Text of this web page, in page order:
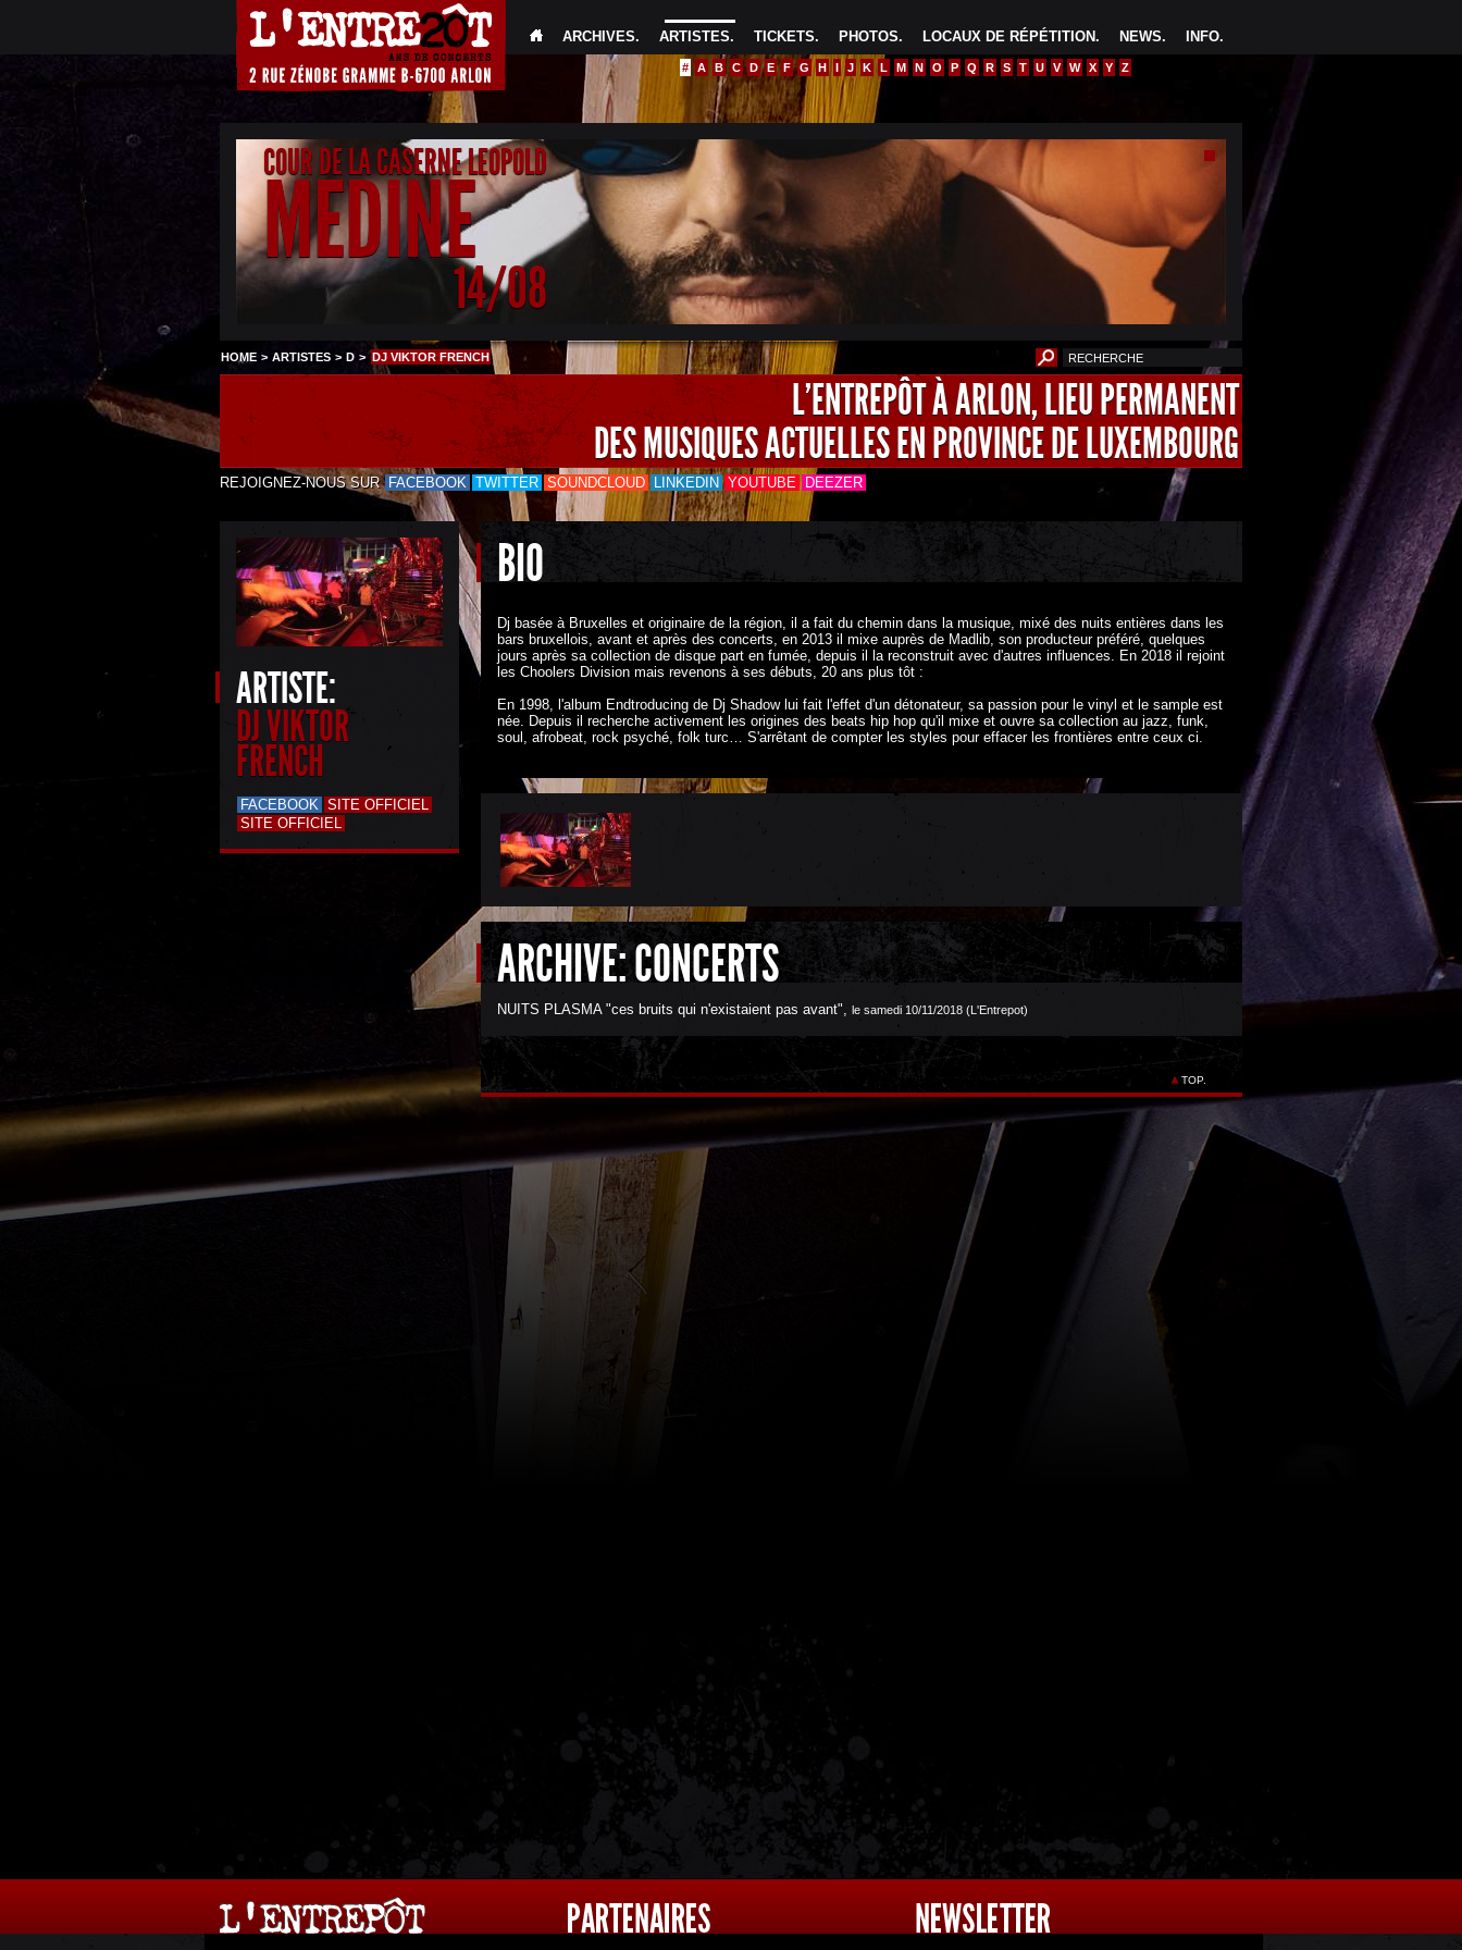
INFO.
NEWS.
LOCAUX DE RÉPÉTITION.
PHOTOS.
TICKETS.
ARTISTES.
ARCHIVES.
# A B C D E F G H I J K L M N O P Q R S T U V W X Y Z
COUR DE LA CASERNE LEOPOLD
MEDINE
14/08
HOME > ARTISTES > D > DJ VIKTOR FRENCH
L'ENTREPÔT À ARLON, LIEU PERMANENT
DES MUSIQUES ACTUELLES EN PROVINCE DE LUXEMBOURG
REJOIGNEZ-NOUS SUR FACEBOOK TWITTER SOUNDCLOUD LINKEDIN YOUTUBE DEEZER
ARTISTE:
DJ VIKTOR
FRENCH
FACEBOOK SITE OFFICIEL
SITE OFFICIEL
BIO
Dj basée à Bruxelles et originaire de la région, il a fait du chemin dans la musique, mixé des nuits entières dans les
bars bruxellois, avant et après des concerts, en 2013 il mixe auprès de Madlib, son producteur préféré, quelques
jours après sa collection de disque part en fumée, depuis il la reconstruit avec d'autres influences. En 2018 il rejoint
les Choolers Division mais revenons à ses débuts, 20 ans plus tôt :
En 1998, l'album Endtroducing de Dj Shadow lui fait l'effet d'un détonateur, sa passion pour le vinyl et le sample est
née. Depuis il recherche activement les origines des beats hip hop qu'il mixe et ouvre sa collection au jazz, funk,
soul, afrobeat, rock psyché, folk turc… S'arrêtant de compter les styles pour effacer les frontières entre ceux ci.
ARCHIVE: CONCERTS
NUITS PLASMA "ces bruits qui n'existaient pas avant", le samedi 10/11/2018 (L'Entrepot)
TOP.